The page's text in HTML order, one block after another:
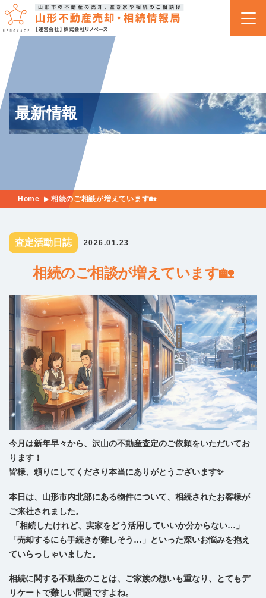
最新情報
Home 相続のご相談が増えています🏡
査定活動日誌 2026.01.23
相続のご相談が増えています🏡
今月は新年早々から、沢山の不動産査定のご依頼をいただいてお
ります！
皆様、頼りにしてくださり本当にありがとうございます✨
本日は、山形市内北部にある物件について、相続されたお客様が
ご来社されました。
「相続したけれど、実家をどう活用していいか分からない…」
「売却するにも手続きが難しそう…」といった深いお悩みを抱え
ていらっしゃいました。
相続に関する不動産のことは、ご家族の想いも重なり、とてもデ
リケートで難しい問題ですよね。